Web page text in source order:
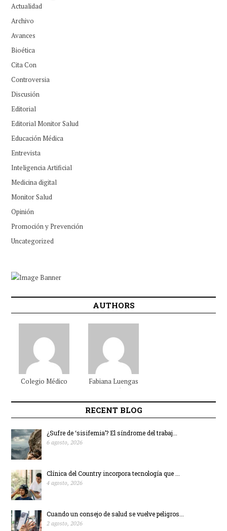
Actualidad
Archivo
Avances
Bioética
Cita Con
Controversia
Discusión
Editorial
Editorial Monitor Salud
Educación Médica
Entrevista
Inteligencia Artificial
Medicina digital
Monitor Salud
Opinión
Promoción y Prevención
Uncategorized
AUTHORS
Colegio Médico
FabianaLuengas
Beltrán
RECENT BLOG
¿Sufre de ‘sisifemia’? El síndrome del trabaj...
6 agosto, 2026
Clínica del Country incorpora tecnología que ...
4 agosto, 2026
Cuando un consejo de salud se vuelve peligros...
2 agosto, 2026